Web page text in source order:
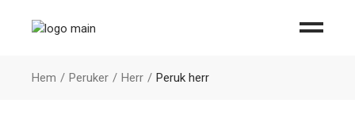
Hem Peruker Herr Peruk herr